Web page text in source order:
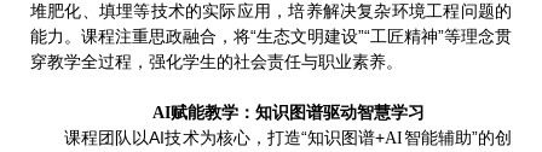
堆肥化、填埋等技术的实际应用，培养解决复杂环境工程问题的
能力。课程注重思政融合，将“生态文明建设”“工匠精神”等理念贯
穿教学全过程，强化学生的社会责任与职业素养。
AI赋能教学：知识图谱驱动智慧学习
课程团队以AI技术为核心，打造“知识图谱+AI智能辅助”的创